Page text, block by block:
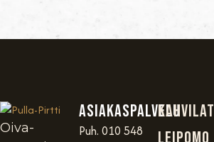
Oiva-
Asiakaspalvelu
Puh. 010 548
Kahvilat